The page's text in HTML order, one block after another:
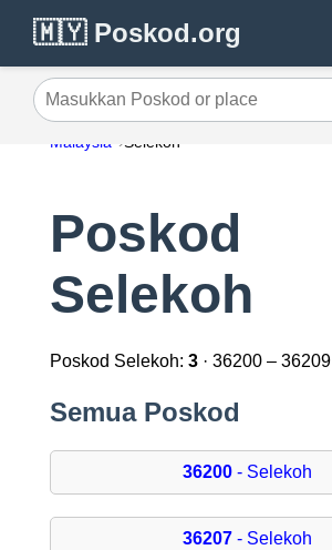
🇲🇾 Poskod.org
Masukkan Poskod or place
Malaysia Selekoh
Poskod
Selekoh
Poskod Selekoh: 3· 36200 – 36209
Semua Poskod
36200 - Selekoh
36207 - Selekoh